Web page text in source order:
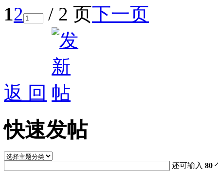
12 / 2 页下一页
返 回
快速发帖
还可输入80